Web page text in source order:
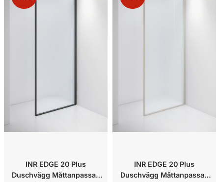
INR EDGE 20 Plus
Duschvägg Måttanpassad
INR EDGE 20 Plus
Duschvägg Måttanpassad